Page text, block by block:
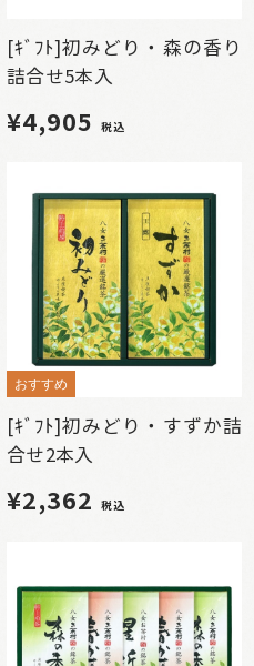
[ｷﾞﾌﾄ]初みどり・森の香り
詰合せ5本入
¥4,905 税込
おすすめ
[ｷﾞﾌﾄ]初みどり・すずか詰
合せ2本入
¥2,362 税込